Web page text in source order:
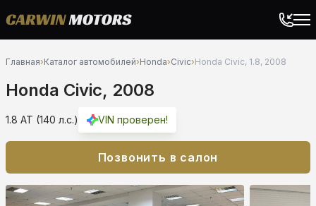
Главная›Каталог автомобилей›Honda›Civic›Honda Civic, 1.8, 2008
Honda Civic, 2008
1.8 AT (140 л.с.) VIN проверен!
Позвонить в салон